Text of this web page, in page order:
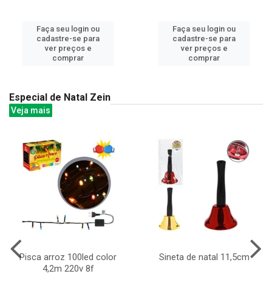
Faça seu login ou
cadastre-se para
ver preços e
comprar
Faça seu login ou
cadastre-se para
ver preços e
comprar
Especial de Natal Zein
Veja mais
Pisca arroz 100led color
4,2m 220v 8f
Sineta de natal 11,5cm